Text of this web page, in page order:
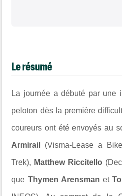
Le résumé
La journée a débuté par une
peloton dès la première
coureurs ont été envoyés au
Armirail (Visma-Lease a
Trek), Matthew Riccitello
que Thymen Arensman et